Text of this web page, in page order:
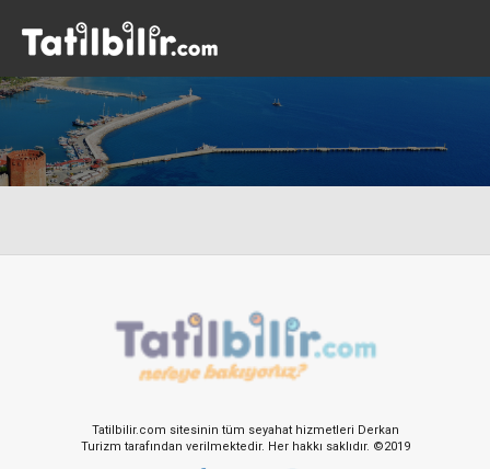
Tatilbilir.com sitesinin tüm seyahat hizmetleri Derkan
Turizm tarafından verilmektedir. Her hakkı saklıdır. ©2019